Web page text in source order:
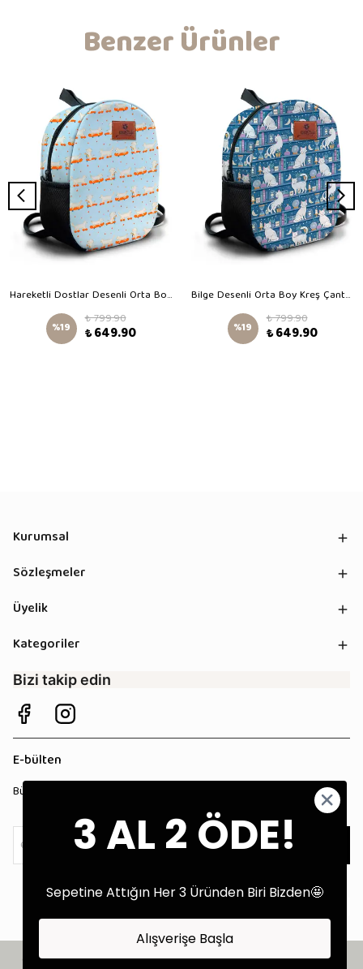
Benzer Ürünler
Hareketli Dostlar Desenli Orta Boy Kreş Çantası
%19 ₺ 799.90
₺ 649.90
Bilge Desenli Orta Boy Kreş Çantası
%19 ₺ 799.90
₺ 649.90
Kurumsal
Sözleşmeler
Üyelik
Kategoriler
Bizi takip edin
E-bülten
Bültenimize kaydolun, tüm kampanyalardan anında haberdar olun!
©2025 Tüm Hakları Saklıdır - Tekstil Performans Pazarlama Ajansı:
3 AL 2 ÖDE!
Sepetine Attığın Her 3 Üründen Biri Bizden🤩
Alışverişe Başla